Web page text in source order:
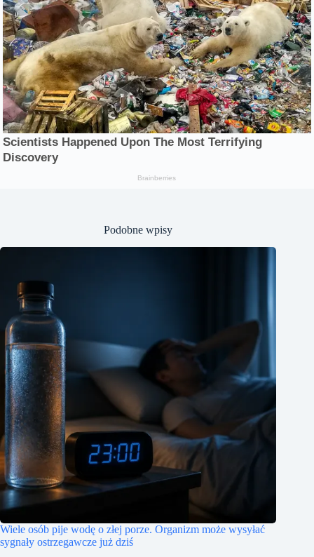
Podobne wpisy
Wiele osób pije wodę o złej porze. Organizm może wysyłać
sygnały ostrzegawcze już dziś